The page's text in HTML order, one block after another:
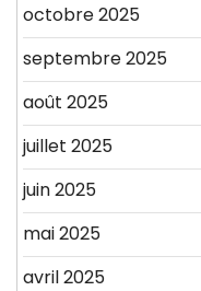
octobre 2025
septembre 2025
août 2025
juillet 2025
juin 2025
mai 2025
avril 2025